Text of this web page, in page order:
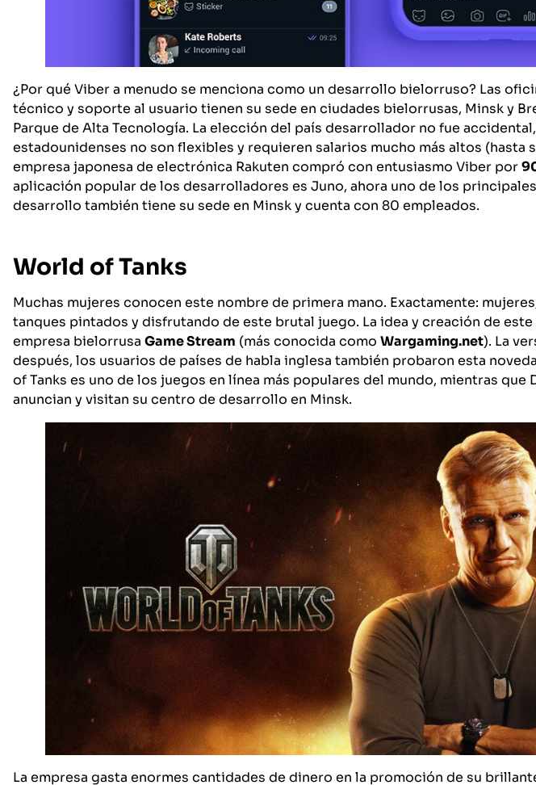
¿Por qué Viber a menudo se menciona como un desarrollo bielorruso? Las
técnico y soporte al usuario tienen su sede en ciudades bielorrusas, Minsk y
Parque de Alta Tecnología. La elección del país desarrollador no fue
estadounidenses no son flexibles y requieren salarios mucho más altos (hasta
empresa japonesa de electrónica Rakuten compró con entusiasmo Viber por
aplicación popular de los desarrolladores es Juno, ahora uno de los
desarrollo también tiene su sede en Minsk y cuenta con 80 empleados.
World of Tanks
Muchas mujeres conocen este nombre de primera mano. Exactamente:
tanques pintados y disfrutando de este brutal juego. La idea y creación de
empresa bielorrusa Game Stream (más conocida como Wargaming.net). La
después, los usuarios de países de habla inglesa también probaron esta
of Tanks es uno de los juegos en línea más populares del mundo, mientras que
anuncian y visitan su centro de desarrollo en Minsk.
La empresa gasta enormes cantidades de dinero en la promoción de su